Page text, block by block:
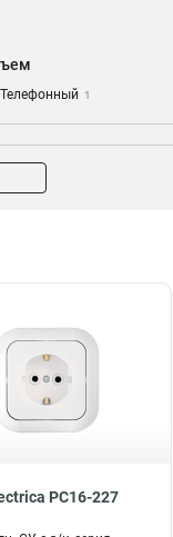
Телефонный 1
Телевизионный 2
Комп+тел 2
РС16-227